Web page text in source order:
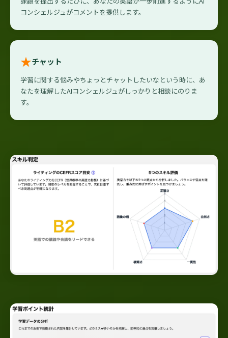
コンシェルジュがコメントを提供します。
★チャット
学習に関する悩みやちょっとチャットしたいなという時に、あ
なたを理解したAIコンシェルジュがしっかりと相談にのりま
す。